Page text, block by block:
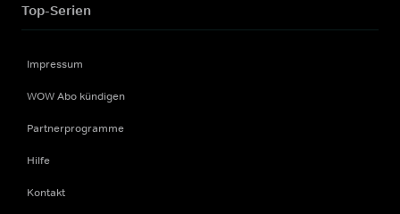
Top-Serien
Impressum
WOW Abo kündigen
Partnerprogramme
Hilfe
Kontakt